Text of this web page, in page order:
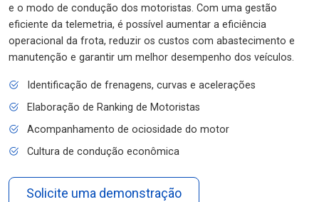
e o modo de condução dos motoristas. Com uma gestão
eficiente da telemetria, é possível aumentar a eficiência
operacional da frota, reduzir os custos com abastecimento e
manutenção e garantir um melhor desempenho dos veículos.
Identificação de frenagens, curvas e acelerações
Elaboração de Ranking de Motoristas
Acompanhamento de ociosidade do motor
Cultura de condução econômica
Solicite uma demonstração